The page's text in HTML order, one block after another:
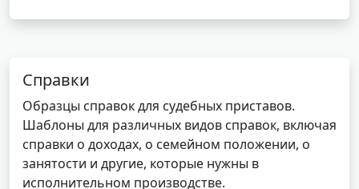
Справки
Образцы справок для судебных приставов.
Шаблоны для различных видов справок, включая
справки о доходах, о семейном положении, о
занятости и другие, которые нужны в
исполнительном производстве.